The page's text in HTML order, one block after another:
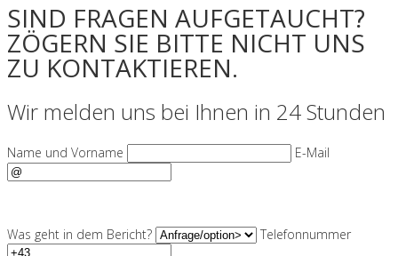
SIND FRAGEN AUFGETAUCHT?
ZÖGERN SIE BITTE NICHT UNS
ZU KONTAKTIEREN.
Wir melden uns bei Ihnen in 24 Stunden
Name und Vorname E-Mail
Was geht in dem Bericht? Telefonnummer